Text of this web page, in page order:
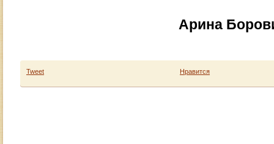
Арина
Tweet Нравится